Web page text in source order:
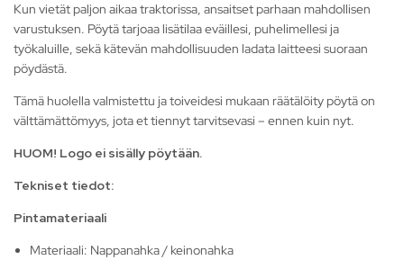
Kun vietät paljon aikaa traktorissa, ansaitset parhaan mahdollisen
varustuksen. Pöytä tarjoaa lisätilaa eväillesi, puhelimellesi ja
työkaluille, sekä kätevän mahdollisuuden ladata laitteesi suoraan
pöydästä.
Tämä huolella valmistettu ja toiveidesi mukaan räätälöity pöytä on
välttämättömyys, jota et tiennyt tarvitsevasi – ennen kuin nyt.
HUOM! Logo ei sisälly pöytään.
Tekniset tiedot:
Pintamateriaali
Materiaali: Nappanahka / keinonahka